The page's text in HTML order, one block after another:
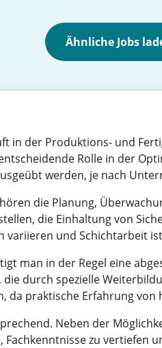
Ähnliche Jobs
in der Produktions- und
Rolle in der
werden, je nach
die Planung,
die Einhaltung von
variieren und Schichtarbeit
man in der Regel eine
durch spezielle
da praktische Erfahrung von
Neben der
zu vertiefen